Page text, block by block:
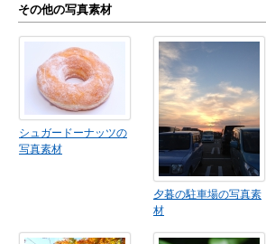
その他の写真素材
シュガードーナッツの
写真素材
夕暮の駐車場の写真素
材